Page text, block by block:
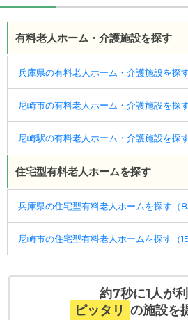
有料老人ホーム・介護施設を探す
兵庫県の有料老人ホーム・介護施設を探す
尼崎市の有料老人ホーム・介護施設を探
尼崎駅の有料老人ホーム・介護施設を探す
住宅型有料老人ホームを探す
兵庫県の住宅型有料老人ホームを探す（
尼崎市の住宅型有料老人ホームを探す（15
約7秒に1人が利
ピッタリ の施設を